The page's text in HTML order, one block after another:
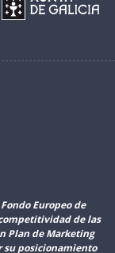
Europeo de
de las
Plan de Marketing
posicionamiento